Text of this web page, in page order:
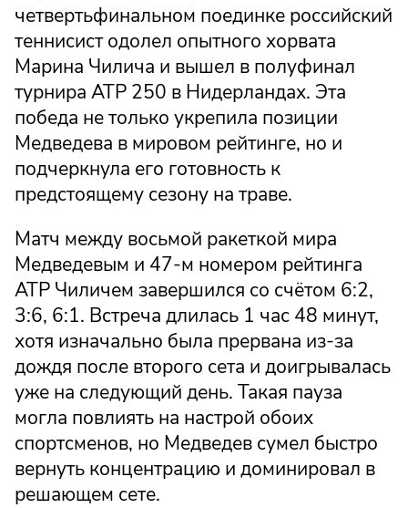
четвертьфинальном поединке российский
теннисист одолел опытного хорвата
Марина Чилича и вышел в полуфинал
турнира ATP 250 в Нидерландах. Эта
победа не только укрепила позиции
Медведева в мировом рейтинге, но и
подчеркнула его готовность к
предстоящему сезону на траве.
Матч между восьмой ракеткой мира
Медведевым и 47-м номером рейтинга
ATP Чиличем завершился со счётом 6:2,
3:6, 6:1. Встреча длилась 1 час 48 минут,
хотя изначально была прервана из-за
дождя после второго сета и доигрывалась
уже на следующий день. Такая пауза
могла повлиять на настрой обоих
спортсменов, но Медведев сумел быстро
вернуть концентрацию и доминировал в
решающем сете.